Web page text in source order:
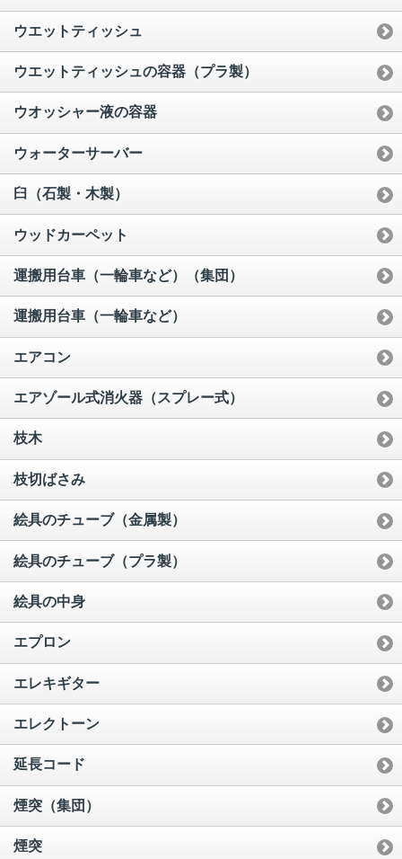
ウエットティッシュ
ウエットティッシュの容器（プラ製）
ウオッシャー液の容器
ウォーターサーバー
臼（石製・木製）
ウッドカーペット
運搬用台車（一輪車など）（集団）
運搬用台車（一輪車など）
エアコン
エアゾール式消火器（スプレー式）
枝木
枝切ばさみ
絵具のチューブ（金属製）
絵具のチューブ（プラ製）
絵具の中身
エプロン
エレキギター
エレクトーン
延長コード
煙突（集団）
煙突